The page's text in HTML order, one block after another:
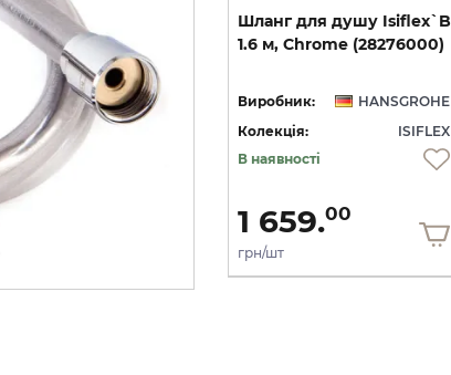
Шланг для гігієнічного
душу Isiflex`B 1,25 м
Виробник:
HANSGROHE
Колекція:
Під замовлення
Шланг для душу Isiflex`B
1.6 м, Chrome (28276000)
Виробник:
HANSGROHE
Колекція:
ISIFLEX
В наявності
1 659.00
грн/шт